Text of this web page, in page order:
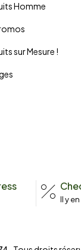
Homme
sur Mesure !
Il y